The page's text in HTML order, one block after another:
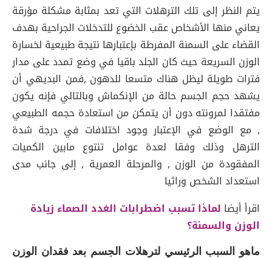
يتم النظر إلى تلك الترهلات التي تعد بمثابة مشكلة مؤرقة
يعاني منها الأشخاص عقب الخضوع للتدخلات الجراحية بهدف
القضاء على السمنة المفرطة بإعتبارها نتيجة طبيعية لخسارة
الوزن السريعة حيث كان الجلد باقيا في وضع تمدد على مدار
فترات طويلة ليظل هناك متسعا للدهون ,فمن البديهي أن
يشهد حجم الجسم حالة من الإنكماش وبالتالي فإنه يكون
مفتقدا لمرونته دون أن يتمكن من استعادة حجمه الطبيعي
, مع الوضع في الإعتبار وجود اختلافات في درجة شدة
الترهل وذلك وفقا لعدة عوامل تنتوع مابين الكميات
المفقودة من الوزن , والمرحلة العمرية , إلى جانب مدى
استعداد الشخص وراثيا
اقرأ أيضا لماذا تسبب اضطرابات الغدد الصماء زيادة
الوزن والسمنة؟
ماهو السبب الرئيسي لترهلات الجسم بعد فقدان الوزن